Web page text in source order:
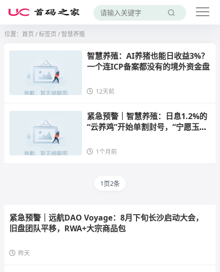
位置： 首页 /标签页 / 智慧养殖
智慧养殖：AI养猪也能日收益3%？
一个连ICP备案都没有的境外资金盘
12天前
紧急预警｜智慧养殖：日息1.2%的
“云养鸡”开始单割封号，“宁愿玉碎
1个月前
1页2条
紧急预警｜远航DAO Voyage：8月下旬长沙启动大会，
旧盘团队平移，RWA+大宗商品包
昨天